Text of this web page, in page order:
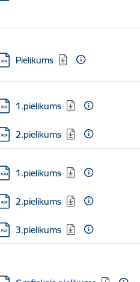
Pielikums
1.pielikums
2.pielikums
1.pielikums
2.pielikums
3.pielikums